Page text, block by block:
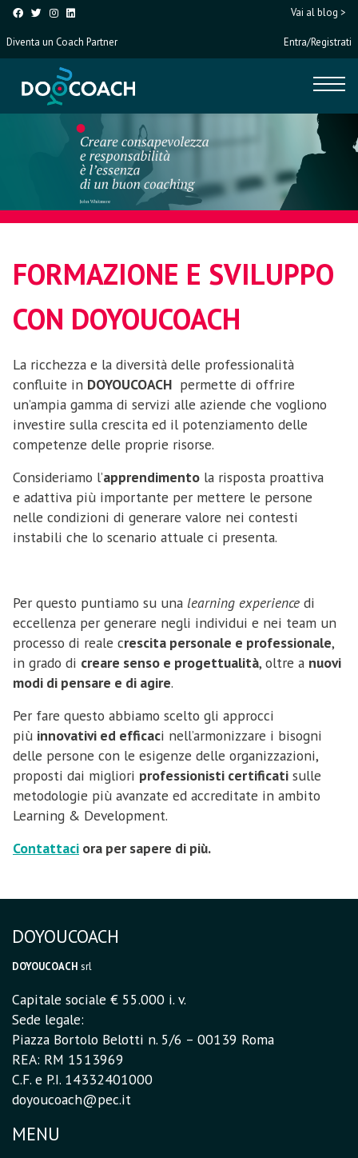
Vai al blog >
Diventa un Coach Partner Entra/Registrati
FORMAZIONE E SVILUPPO
CON DOYOUCOACH
La ricchezza e la diversità delle professionalità
confluite in DOYOUCOACH permette di offrire
un’ampia gamma di servizi alle aziende che vogliono
investire sulla crescita ed il potenziamento delle
competenze delle proprie risorse.
Consideriamo l’apprendimento la risposta proattiva
e adattiva più importante per mettere le persone
nelle condizioni di generare valore nei contesti
instabili che lo scenario attuale ci presenta.
Per questo puntiamo su una learning experience di
eccellenza per generare negli individui e nei team un
processo di reale crescita personale e professionale,
in grado di creare senso e progettualità, oltre a nuovi
modi di pensare e di agire.
Per fare questo abbiamo scelto gli approcci
più innovativi ed efficaci nell’armonizzare i bisogni
delle persone con le esigenze delle organizzazioni,
proposti dai migliori professionisti certificati sulle
metodologie più avanzate ed accreditate in ambito
Learning & Development.
Contattaci ora per sapere di più.
DOYOUCOACH
DOYOUCOACH srl
Capitale sociale € 55.000 i. v.
Sede legale:
Piazza Bortolo Belotti n. 5/6 – 00139 Roma
REA: RM 1513969
C.F. e P.I. 14332401000
doyoucoach@pec.it
MENU